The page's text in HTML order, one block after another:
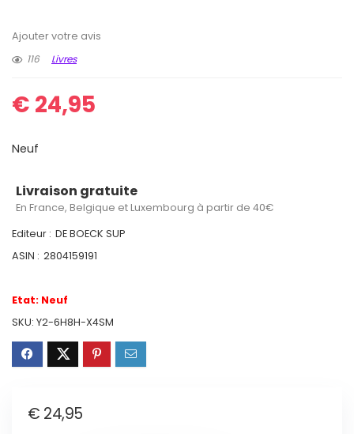
Ajouter votre avis
116
Livres
€ 24,95
Neuf
Livraison gratuite
En France, Belgique et Luxembourg à partir de 40€
Editeur : DE BOECK SUP
ASIN : 2804159191
Etat: Neuf
SKU: Y2-6H8H-X4SM
€ 24,95